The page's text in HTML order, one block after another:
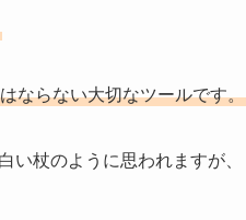
ならない大切なツールです。
い杖のように思われますが、